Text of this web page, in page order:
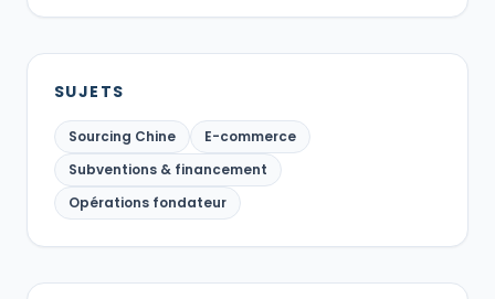
SUJETS
Sourcing Chine
E-commerce
Subventions & financement
Opérations fondateur